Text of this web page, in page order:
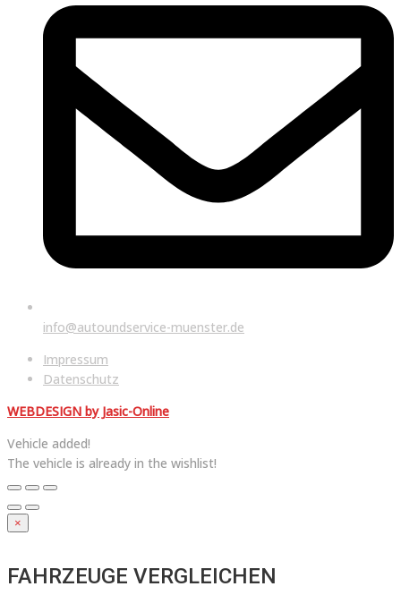
info@autoundservice-muenster.de
Menu
Impressum
Datenschutz
WEBDESIGN by Jasic-Online
Vehicle added!
The vehicle is already in the wishlist!
×
FAHRZEUGE VERGLEICHEN